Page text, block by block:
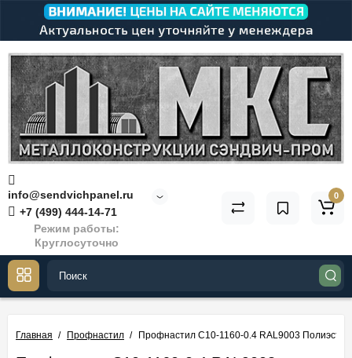
info@sendvichpanel.ru
+7 (499) 444-14-71
Режим работы:
Круглосуточно
0
Главная Профнастил Профнастил С10-1160-0.4 RAL9003 Полиэстер